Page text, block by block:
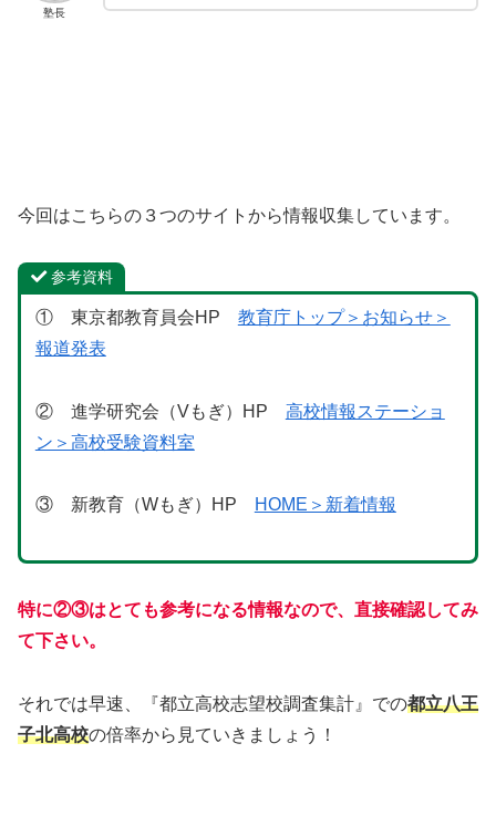
塾長
今回はこちらの３つのサイトから情報収集しています。
参考資料
① 東京都教育員会HP 教育庁トップ＞お知らせ＞
報道発表
② 進学研究会（Vもぎ）HP 高校情報ステーショ
ン＞高校受験資料室
③ 新教育（Wもぎ）HP HOME＞新着情報
特に②③はとても参考になる情報なので、直接確認してみ
て下さい。
それでは早速、『都立高校志望校調査集計』での都立八王
子北高校の倍率から見ていきましょう！